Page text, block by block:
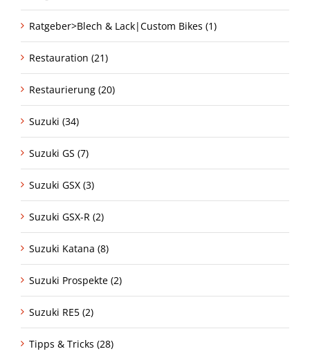
Ratgeber>Blech & Lack|Custom Bikes (1)
Restauration (21)
Restaurierung (20)
Suzuki (34)
Suzuki GS (7)
Suzuki GSX (3)
Suzuki GSX-R (2)
Suzuki Katana (8)
Suzuki Prospekte (2)
Suzuki RE5 (2)
Tipps & Tricks (28)